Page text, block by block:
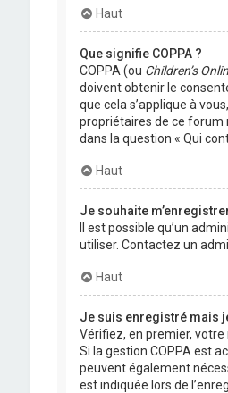
Haut
Que signifie COPPA ?
COPPA (ou Children’s
doivent obtenir le
que cela s’applique à
propriétaires de ce forum
dans la question « Qui
Haut
Je souhaite
Il est possible qu’un
utiliser. Contactez un
Haut
Je suis enregistré mais
Vérifiez, en premier, votre
Si la gestion COPPA est
peuvent également
est indiquée lors de